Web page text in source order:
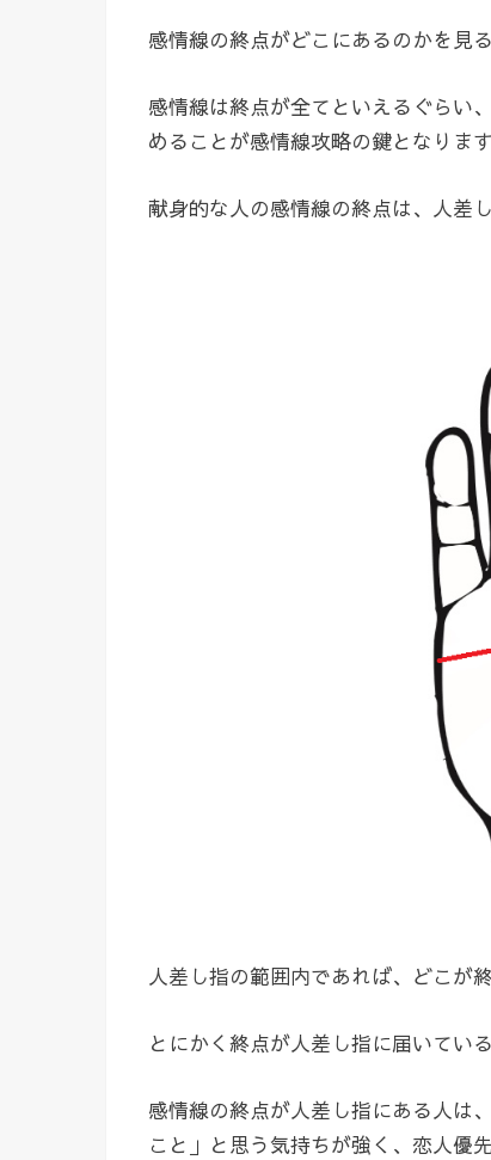
感情線の終点がどこにあるのかを見る
感情線は終点が全てといえるぐらい
めることが感情線攻略の鍵となります
献身的な人の感情線の終点は、人差し
人差し指の範囲内であれば、どこが
とにかく終点が人差し指に届いてい
感情線の終点が人差し指にある人は
こと」と思う気持ちが強く、恋人優